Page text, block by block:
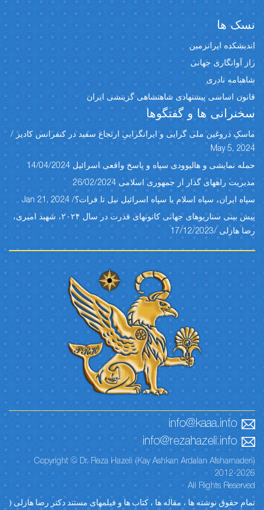
نسک ها
اندیشکده ایرانزمین
راز آوانگاری جهانی
شاهنامه نادری
قانون اساسی پیشنهادی شاهنشاهی گزینشی ایران
سخنرانی ها و گفتگوها
ماسکِ دروغین ملی گرایی و ایرانگراییِ ارتجاع سفید در کنفرانس کادیز /
May 5, 2024
حمله نمایشی و هالیوودی سپاه و پاسخ واقعی اسرائیل 14/04/2024
مدیریت راههای گذار از جمهوری اسلامی 26/02/2024
سپاه ایران، سپاه اسلام یا سپاه اسرائیل نیل تا فرات؟/ Jan 21, 2024
پیش بینی سناریوهای جهانی کانونهای قدرت در سال ۲۰۲۴، شهبد امیری،
رضا هازلی /17/12/2023
info@kaaa.info
info@rezahazeli.info
Copyright © Dr. Reza Hazeli (Kay Ashkan Ardalan Afsharnaderi)
2012-2026
All Rights Reserved
تمام حقوق نوشته ها ، مقاله ها ، کتاب ها و فیلمهای مستند دکتر رضا هازلی (